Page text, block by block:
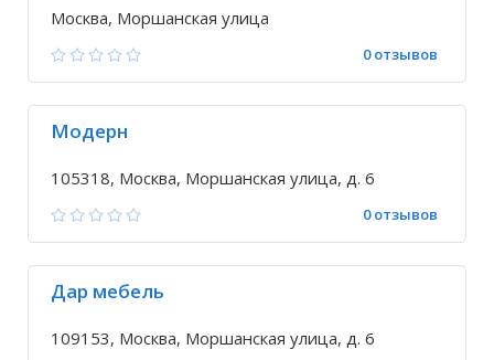
Москва, Моршанская улица
0 отзывов
Модерн
105318, Москва, Моршанская улица, д. 6
0 отзывов
Дар мебель
109153, Москва, Моршанская улица, д. 6